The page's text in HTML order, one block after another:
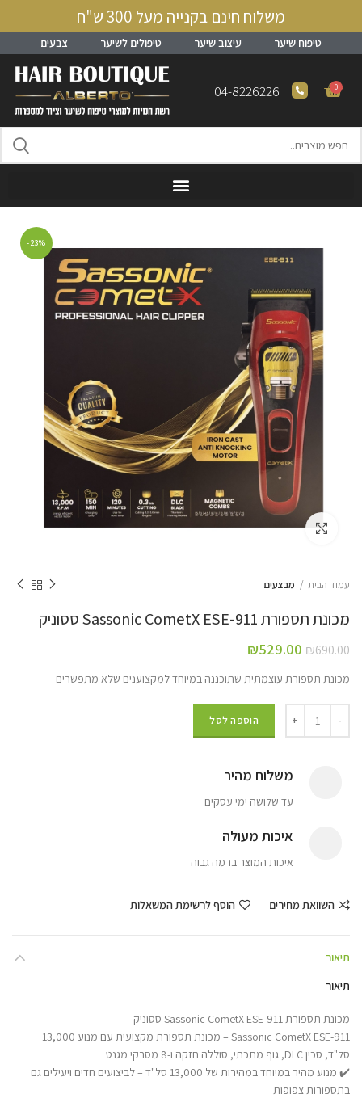
משלוח חינם בקנייה מעל 300 ש"ח
טיפוח שיער עיצוב שיער טיפולים לשיער צבעים
0
04-8226226
-23%
Click to enlarge
עמוד הבית מבצעים
מכונת תספורת Sassonic CometX ESE-911 ססוניק
₪690.00
₪529.00
מכונת תספורת עוצמתית שתוכננה במיוחד למקצוענים שלא מתפשרים
הוספה לסל
משלוח מהיר
עד שלושה ימי עסקים
איכות מעולה
איכות המוצר ברמה גבוה
השוואת מחירים הוסף לרשימת המשאלות
תיאור
תיאור
מכונת תספורת Sassonic CometX ESE-911 ססוניק
Sassonic CometX ESE-911 – מכונת תספורת מקצועית עם מנוע 13,000
סל"ד, סכין DLC, גוף מתכתי, סוללה חזקה ו-8 מסרקי מגנט
✔️ מנוע מהיר במיוחד במהירות של 13,000 סל"ד – לביצועים חדים ויעילים גם
בתספורות צפופות